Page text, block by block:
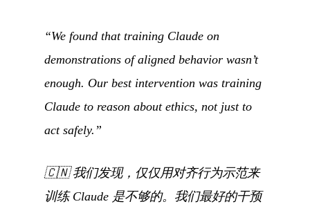
“We found that training Claude on
demonstrations of aligned behavior wasn’t
enough. Our best intervention was training
Claude to reason about ethics, not just to
act safely.”
🇨🇳我们发现，仅仅用对齐行为示范来
训练 Claude 是不够的。我们最好的干预